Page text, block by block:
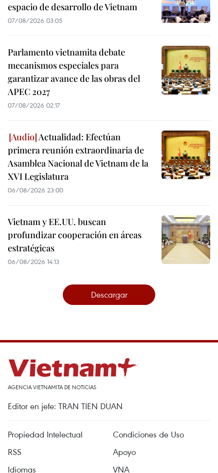
espacio de desarrollo de Vietnam
07/08/2026 03:05
Parlamento vietnamita debate
mecanismos especiales para
garantizar avance de las obras del
APEC 2027
07/08/2026 02:17
Actualidad: Efectúan
primera reunión extraordinaria de
Asamblea Nacional de Vietnam de la
XVI Legislatura
06/08/2026 23:00
Vietnam y EE.UU. buscan
profundizar cooperación en áreas
estratégicas
06/08/2026 14:13
Descargar
AGENCIA VIETNAMITA DE NOTICIAS
Editor en jefe: TRAN TIEN DUAN
Propiedad Intelectual
Condiciones de Uso
RSS
Apoyo
Idiomas
VNA